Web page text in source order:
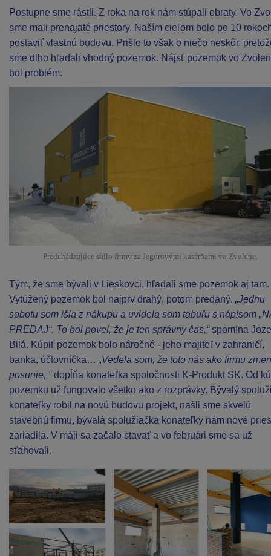
Postupne sme rástli. Z roka na rok nám stúpali obraty. Vo
sme mali prenajaté priestory. Naším cieľom bolo po 10
postaviť vlastnú budovu. Prišlo to však o niečo neskôr,
sme dlho hľadali vhodný pozemok. Nájsť pozemok vo
bol problém.
Predchádzajúce sídlo firmy za Jegorovými kasárňami vo Zvolene.
Tým, že sme bývali v Lieskovci, hľadali sme pozemok aj tam.
Vytúžený pozemok bol najprv drahý, potom predaný. „Jednu
sobotu som išla z nákupu a uvidela som tabuľu s nápisom
PREDAJ“. To bol povel, že je ten správny čas,“spomína
Bilá. Kúpiť pozemok bolo náročné - jeho majiteľ v zahraničí,
banka, účtovníčka… „Vedela som, že toto nás ako firmu
posunie, “dopĺňa konateľka spoločnosti K-Produkt SK. Od
pozemku už fungovalo všetko ako z rozprávky. Bývalý
konateľky robil na novú budovu projekt, našli sme skvelú
stavebnú firmu, bývalá spolužiačka konateľky nám nové
zariadila. V máji sa začalo stavať a vo februári sme sa už
sťahovali.